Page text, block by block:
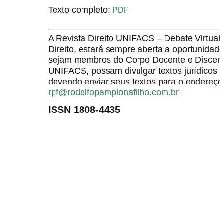
Texto completo: PDF
A Revista Direito UNIFACS – Debate
Direito, estará sempre aberta a
sejam membros do Corpo Docente e
UNIFACS, possam divulgar textos
devendo enviar seus textos para o
rpf@rodolfopamplonafilho.com.br
ISSN 1808-4435